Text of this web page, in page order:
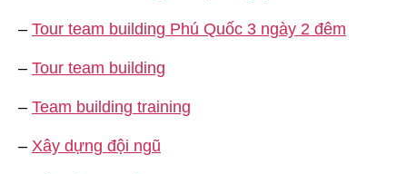
– Tour team building Phú Quốc 3 ngày 2 đêm
– Tour team building
– Team building training
– Xây dựng đội ngũ